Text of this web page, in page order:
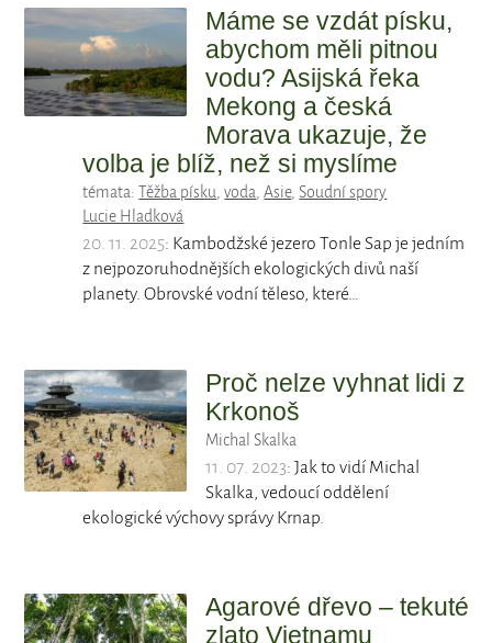
Máme se vzdát písku,
abychom měli pitnou
vodu? Asijská řeka
Mekong a česká
Morava ukazuje, že
volba je blíž, než si myslíme
témata:Těžba písku,voda,Asie,Soudní spory
Lucie Hladková
20. 11. 2025: Kambodžské jezero Tonle Sap je jedním
z nejpozoruhodnějších ekologických divů naší
planety. Obrovské vodní těleso, které…
Proč nelze vyhnat lidi z
Krkonoš
Michal Skalka
11. 07. 2023: Jak to vidí Michal
Skalka, vedoucí oddělení
ekologické výchovy správy Krnap.
Agarové dřevo – tekuté
zlato Vietnamu